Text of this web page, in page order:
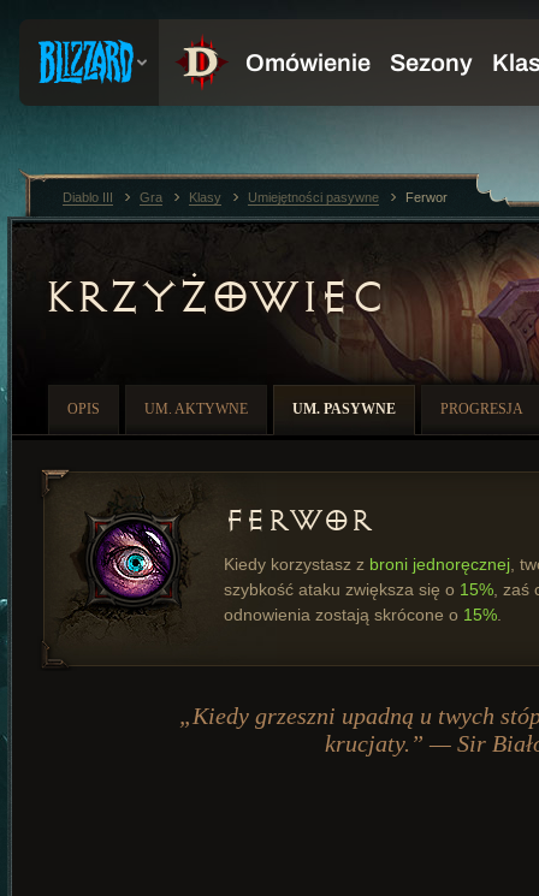
KRZYŻOWIEC
OPIS UM. AKTYWNE UM. PASYWNE PROGRESJA
Ferwor
Kiedy korzystasz z broni jednoręcznej ,
szybkość ataku zwiększa się o 15% , zaś
odnowienia zostają skrócone o 15%
„Kiedy grzeszni upadną u twych
krucjaty.” — Sir
Diablo III Gra Klasy Umiejętności pasywne Ferwor